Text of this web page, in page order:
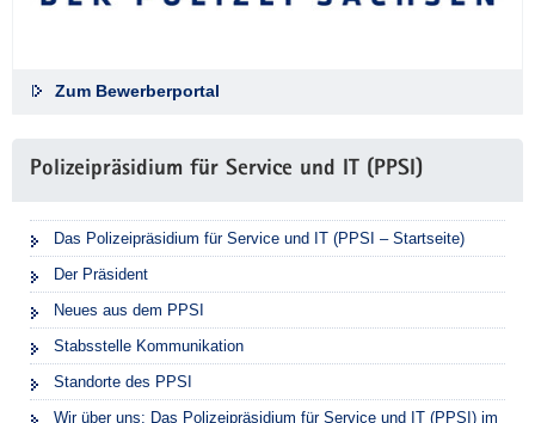
Zum Bewerberportal
Polizeipräsidium für Service und IT (PPSI)
Das Polizeipräsidium für Service und IT (PPSI – Startseite)
Der Präsident
Neues aus dem PPSI
Stabsstelle Kommunikation
Standorte des PPSI
Wir über uns: Das Polizeipräsidium für Service und IT (PPSI) im